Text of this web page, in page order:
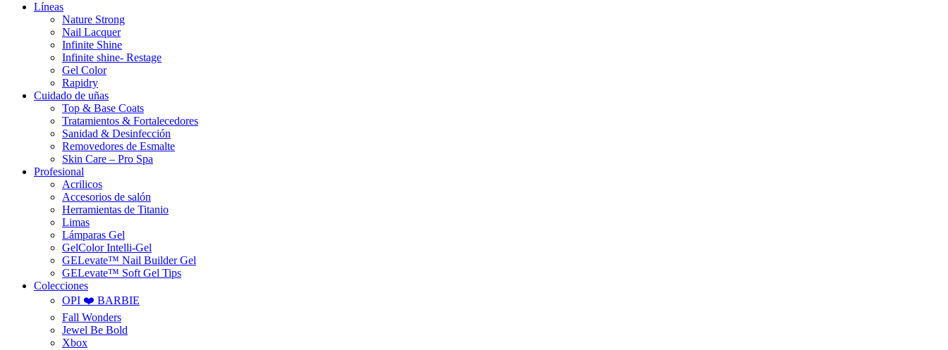
Líneas
Nature Strong
Nail Lacquer
Infinite Shine
Infinite shine- Restage
Gel Color
Rapidry
Cuidado de uñas
Top & Base Coats
Tratamientos & Fortalecedores
Sanidad & Desinfección
Removedores de Esmalte
Skin Care – Pro Spa
Profesional
Acrilicos
Accesorios de salón
Herramientas de Titanio
Limas
Lámparas Gel
GelColor Intelli-Gel
GELevate™ Nail Builder Gel
GELevate™ Soft Gel Tips
Colecciones
OPI ❤️ BARBIE
Fall Wonders
Jewel Be Bold
Xbox